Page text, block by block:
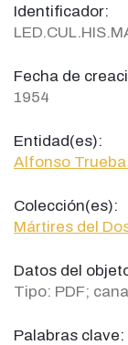
Identificador:
Fecha de
1954
Entidad(es):
Alfonso Trueba
Colección(es):
Mártires del
Datos del
Tipo: PDF;
Palabras clave: